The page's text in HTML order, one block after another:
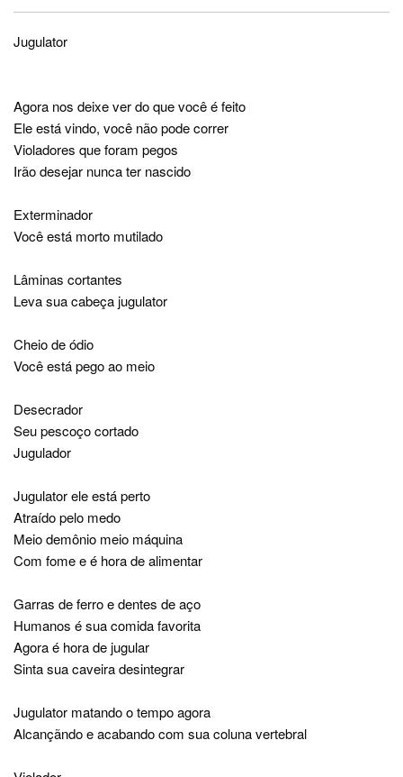
Jugulator
Agora nos deixe ver do que você é feito
Ele está vindo, você não pode correr
Violadores que foram pegos
Irão desejar nunca ter nascido
Exterminador
Você está morto mutilado
Lâminas cortantes
Leva sua cabeça jugulator
Cheio de ódio
Você está pego ao meio
Desecrador
Seu pescoço cortado
Jugulador
Jugulator ele está perto
Atraído pelo medo
Meio demônio meio máquina
Com fome e é hora de alimentar
Garras de ferro e dentes de aço
Humanos é sua comida favorita
Agora é hora de jugular
Sinta sua caveira desintegrar
Jugulator matando o tempo agora
Alcançãndo e acabando com sua coluna vertebral